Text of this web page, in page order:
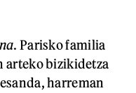
. Parisko familia
arteko bizikidetza
harreman